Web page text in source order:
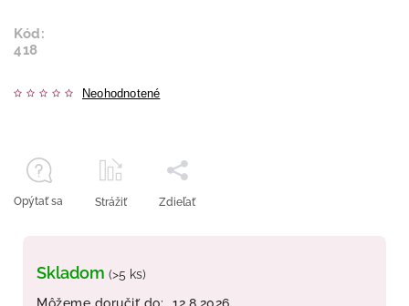
Kód:
418
Neohodnotené
Skladom (>5 ks)
Opýtať sa Strážiť Zdieľať